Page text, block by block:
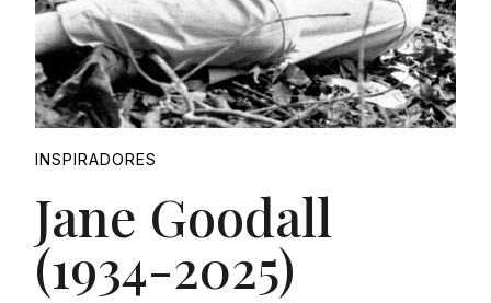
INSPIRADORES
Jane Goodall
(1934-2025)